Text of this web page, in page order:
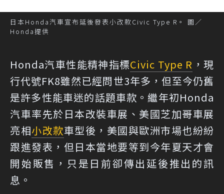
日本Honda汽車宣布延後發表小改款Civic Type R。 圖／
Honda提供
Honda汽車性能精神指標Civic Type R ，現
行代號FK8雖然已經問世3年多，但至今仍舊
是許多性能車迷的話題車款。繼年初Honda
汽車率先於日本改裝車展、美國芝加哥車展
亮相小改款車型後，美國與歐洲市場也紛紛
跟進發表，但日本當地要等到今年夏天才會
開始販售，只是日前卻傳出延後推出的訊
息。